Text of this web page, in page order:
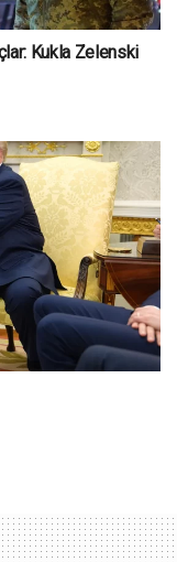
Kukla Zelenski